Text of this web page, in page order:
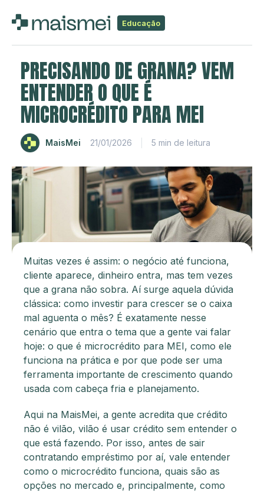
Educação
PRECISANDO DE GRANA? VEM
ENTENDER O QUE É
MICROCRÉDITO PARA MEI
MaisMei 21/01/2026 5 min de leitura
Muitas vezes é assim: o negócio até funciona,
cliente aparece, dinheiro entra, mas tem vezes
que a grana não sobra. Aí surge aquela dúvida
clássica: como investir para crescer se o caixa
mal aguenta o mês? É exatamente nesse
cenário que entra o tema que a gente vai falar
hoje: o que é microcrédito para MEI, como ele
funciona na prática e por que pode ser uma
ferramenta importante de crescimento quando
usada com cabeça fria e planejamento.
Aqui na MaisMei, a gente acredita que crédito
não é vilão, vilão é usar crédito sem entender o
que está fazendo. Por isso, antes de sair
contratando empréstimo por aí, vale entender
como o microcrédito funciona, quais são as
opções no mercado e, principalmente, como